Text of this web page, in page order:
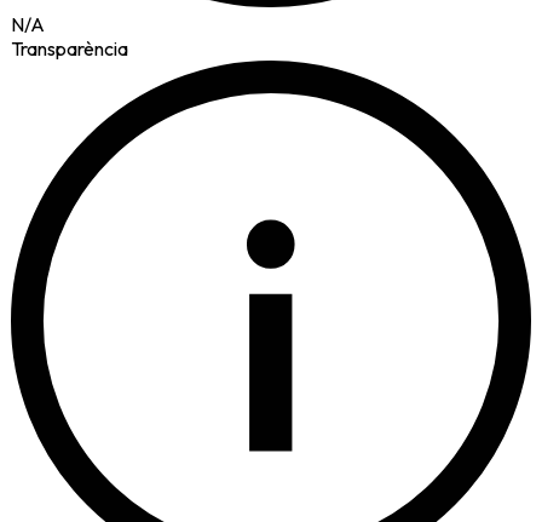
N/A
Transparència
i